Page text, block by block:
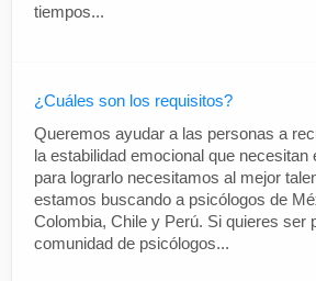
tiempos...
¿Cuáles son los requisitos?
Queremos ayudar a las personas a
la estabilidad emocional que necesitan
para lograrlo necesitamos al mejor
estamos buscando a psicólogos de
Colombia, Chile y Perú. Si quieres ser
comunidad de psicólogos...